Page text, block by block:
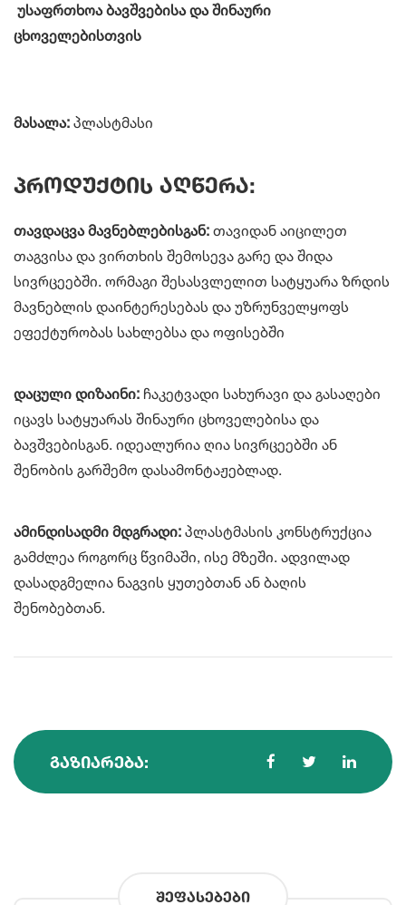
უსაფრთხოა ბავშვებისა და შინაური
ცხოველებისთვის
მასალა: პლასტმასი
პროდუქტის აღწერა:
თავდაცვა მავნებლებისგან: თავიდან აიცილეთ
თაგვისა და ვირთხის შემოსევა გარე და შიდა
სივრცეებში. ორმაგი შესასვლელით სატყუარა ზრდის
მავნებლის დაინტერესებას და უზრუნველყოფს
ეფექტურობას სახლებსა და ოფისებში
დაცული დიზაინი: ჩაკეტვადი სახურავი და გასაღები
იცავს სატყუარას შინაური ცხოველებისა და
ბავშვებისგან. იდეალურია ღია სივრცეებში ან
შენობის გარშემო დასამონტაჟებლად.
ამინდისადმი მდგრადი: პლასტმასის კონსტრუქცია
გამძლეა როგორც წვიმაში, ისე მზეში. ადვილად
დასადგმელია ნაგვის ყუთებთან ან ბაღის
შენობებთან.
ᲒᲐᲖᲘᲐᲠᲔᲑᲐ:
შეფასებები